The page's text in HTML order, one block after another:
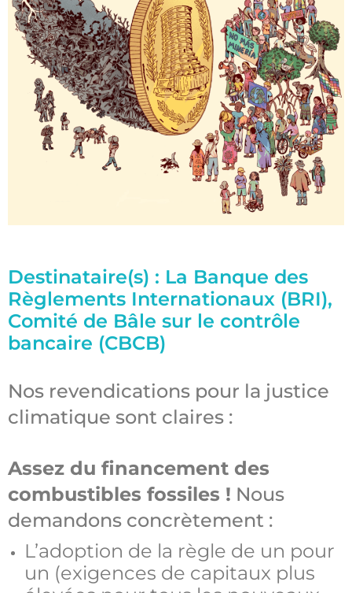
Destinataire(s) : La Banque des
Règlements Internationaux (BRI),
Comité de Bâle sur le contrôle
bancaire (CBCB)
Nos revendications pour la justice
climatique sont claires :
Assez du financement des
combustibles fossiles ! Nous
demandons concrètement :
L’adoption de la règle de un pour
un (exigences de capitaux plus